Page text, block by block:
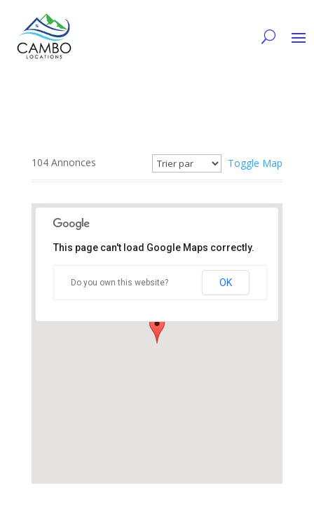
104Annonces Toggle Map
This page can't load Google Maps correctly.
Do you own this website? OK